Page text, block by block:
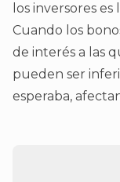
los inversores
Cuando los
de interés a las
pueden ser
esperaba,